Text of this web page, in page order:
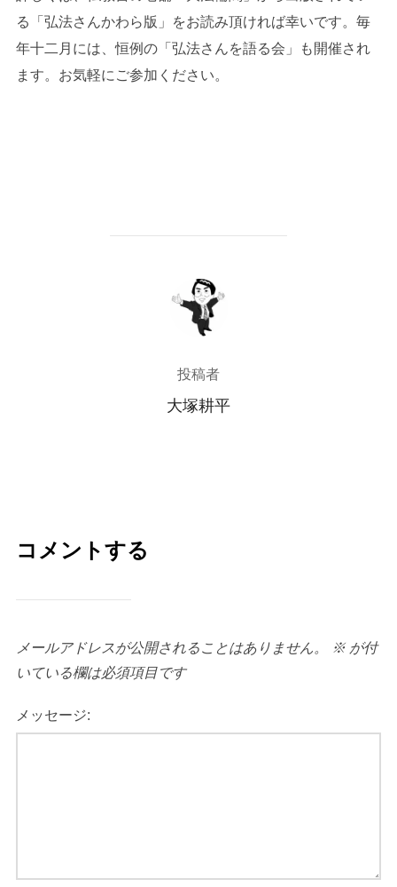
る「弘法さんかわら版」をお読み頂ければ幸いです。毎
年十二月には、恒例の「弘法さんを語る会」も開催され
ます。お気軽にご参加ください。
投稿者
投稿者
大塚耕平
コメントする
メールアドレスが公開されることはありません。 ※が付
いている欄は必須項目です
メッセージ: